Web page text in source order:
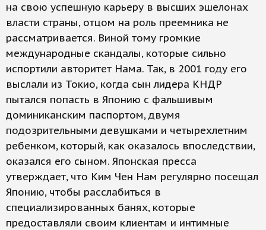
на свою успешную карьеру в высших эшелонах
власти страны, отцом на роль преемника не
рассматривается. Виной тому громкие
международные скандалы, которые сильно
испортили авторитет Нама. Так, в 2001 году его
выслали из Токио, когда сын лидера КНДР
пытался попасть в Японию с фальшивым
доминиканским паспортом, двумя
подозрительными девушками и четырехлетним
ребенком, который, как оказалось впоследствии,
оказался его сыном. Японская пресса
утверждает, что Ким Чен Нам регулярно посещал
Японию, чтобы расслабиться в
специализированных банях, которые
предоставляли своим клиентам и интимные